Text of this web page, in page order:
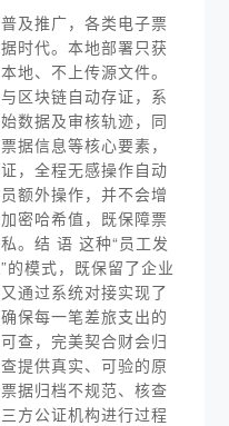
及推广，各类电子票
时代。本地部署只获
地、不上传源文件。
区块链自动存证，系
数据及审核轨迹，同
据信息等核心要素，
，全程无感操作自动
额外操作，并不会增
密哈希值，既保障票
。结 语 这种“员工发
的模式，既保留了企业
通过系统对接实现了
保每一笔差旅支出的
查，完美契合财会归
提供真实、可验的原
据归档不规范、核查
方公证机构进行过程